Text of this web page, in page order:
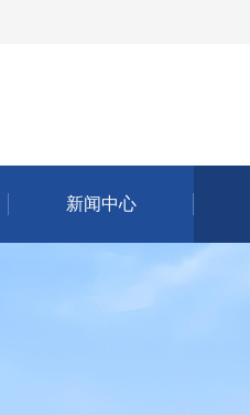
新闻中心